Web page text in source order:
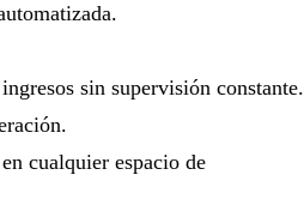
sin supervisión constante.
cualquier espacio de